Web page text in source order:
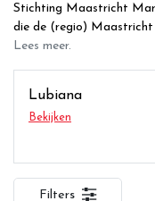
Stichting Maastricht
die de (regio)
Lees meer.
Lubiana
Bekijken
Filters